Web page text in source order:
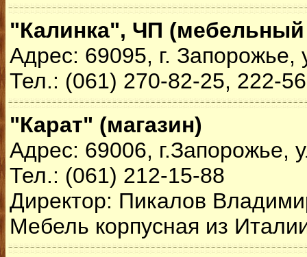
"Калинка", ЧП (мебельный
Адрес: 69095, г. Запорожье,
Тел.: (061) 270-82-25, 222-
"Карат" (магазин)
Адрес: 69006, г.Запорожье,
Тел.: (061) 212-15-88
Директор: Пикалов
Мебель корпусная из